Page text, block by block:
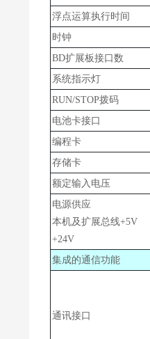
浮点运算执行时间
时钟
BD扩展板接口数
系统指示灯
RUN/STOP拨码
电池卡接口
编程卡
存储卡
额定输入电压
电源供应
本机及扩展总线+5V
+24V
集成的通信功能
通讯接口